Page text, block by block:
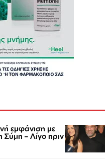
εμφάνιση με
Σύμη – Λίγο πριν